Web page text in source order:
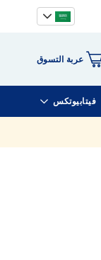
عربة التسوق
فيتابيوتكس